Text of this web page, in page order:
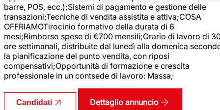
barre, POS, ecc.);Sistemi di pagamento e gestione delle
transazioni;Tecniche di vendita assistita e attiva;COSA
OFFRIAMOTirocinio formativo della durata di 6
mesi;Rimborso spese di €700 mensili;Orario di lavoro di
ore settimanali, distribuite dal lunedì alla domenica
la pianificazione del punto vendita, con riposi
compensativi;Opportunità di formazione e crescita
professionale in un contsede di lavoro: Massa;
Candidati Dettaglio annuncio